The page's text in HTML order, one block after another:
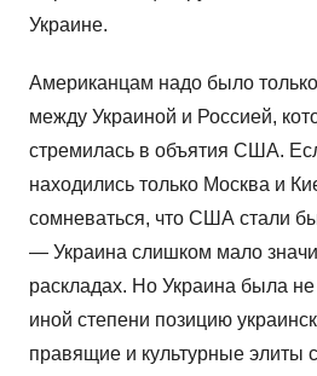
Украине.
Американцам надо было
между Украиной и Россией,
стремилась в объятия США.
находились только Москва и
сомневаться, что США стали
— Украина слишком мало
раскладах. Но Украина была
иной степени позицию
правящие и культурные элиты